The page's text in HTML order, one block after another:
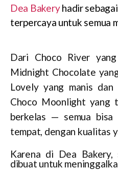
Dea Bakery hadir
terpercaya untuk semua
Dari Choco River
Midnight Chocolate
Lovely yang manis dan
Choco Moonlight yang
berkelas — semua
tempat, dengan kualitas
Karena di Dea Bakery,
dibuat untuk